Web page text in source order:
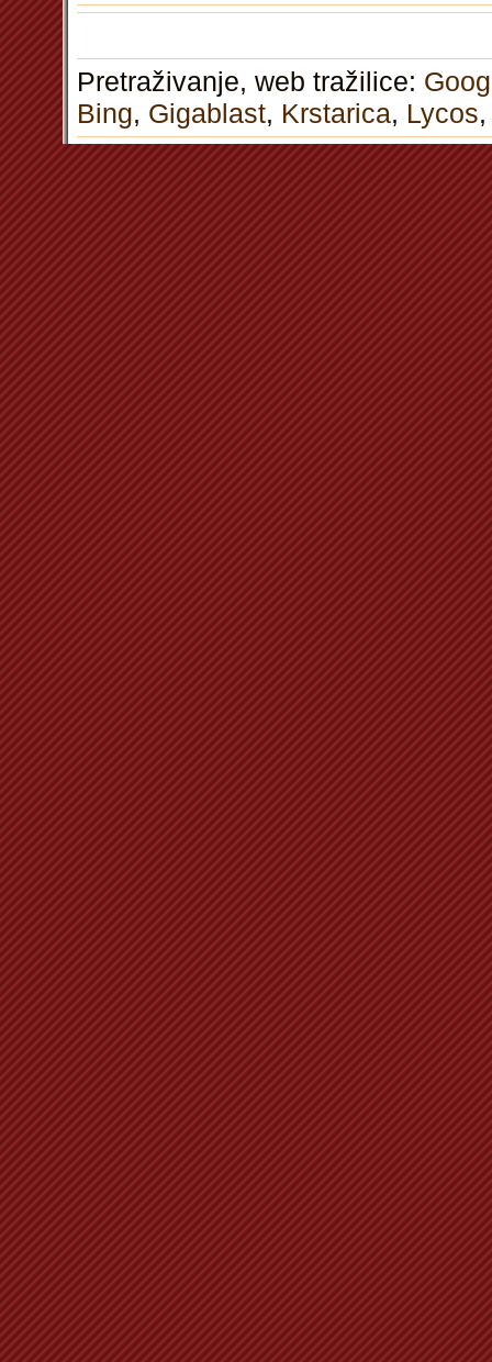
Pretraživanje, web tražilice:
Bing, Gigablast, Krstarica, Lycos